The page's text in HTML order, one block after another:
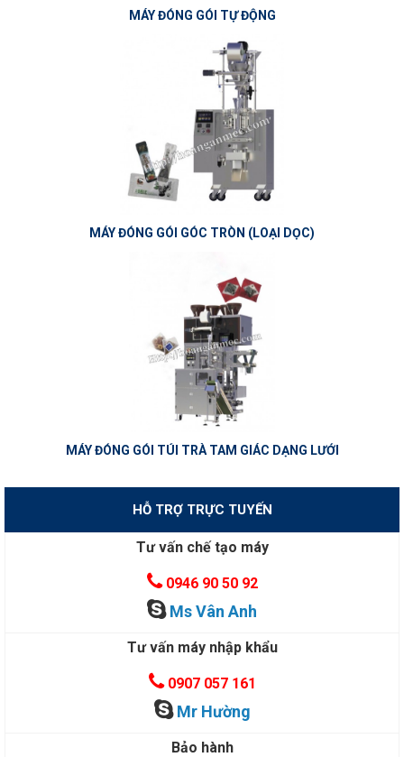
MÁY ĐÓNG GÓI TỰ ĐỘNG
MÁY ĐÓNG GÓI GÓC TRÒN (LOẠI DỌC)
MÁY ĐÓNG GÓI TÚI TRÀ TAM GIÁC DẠNG LƯỚI
HỖ TRỢ TRỰC TUYẾN
Tư vấn chế tạo máy
0946 90 50 92
Ms Vân Anh
Tư vấn máy nhập khẩu
0907 057 161
Mr Hường
Bảo hành